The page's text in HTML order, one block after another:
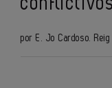
por E. Jo Cardoso.